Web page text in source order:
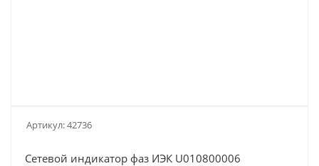
Артикул:42736
Сетевой индикатор фаз ИЭК U010800006